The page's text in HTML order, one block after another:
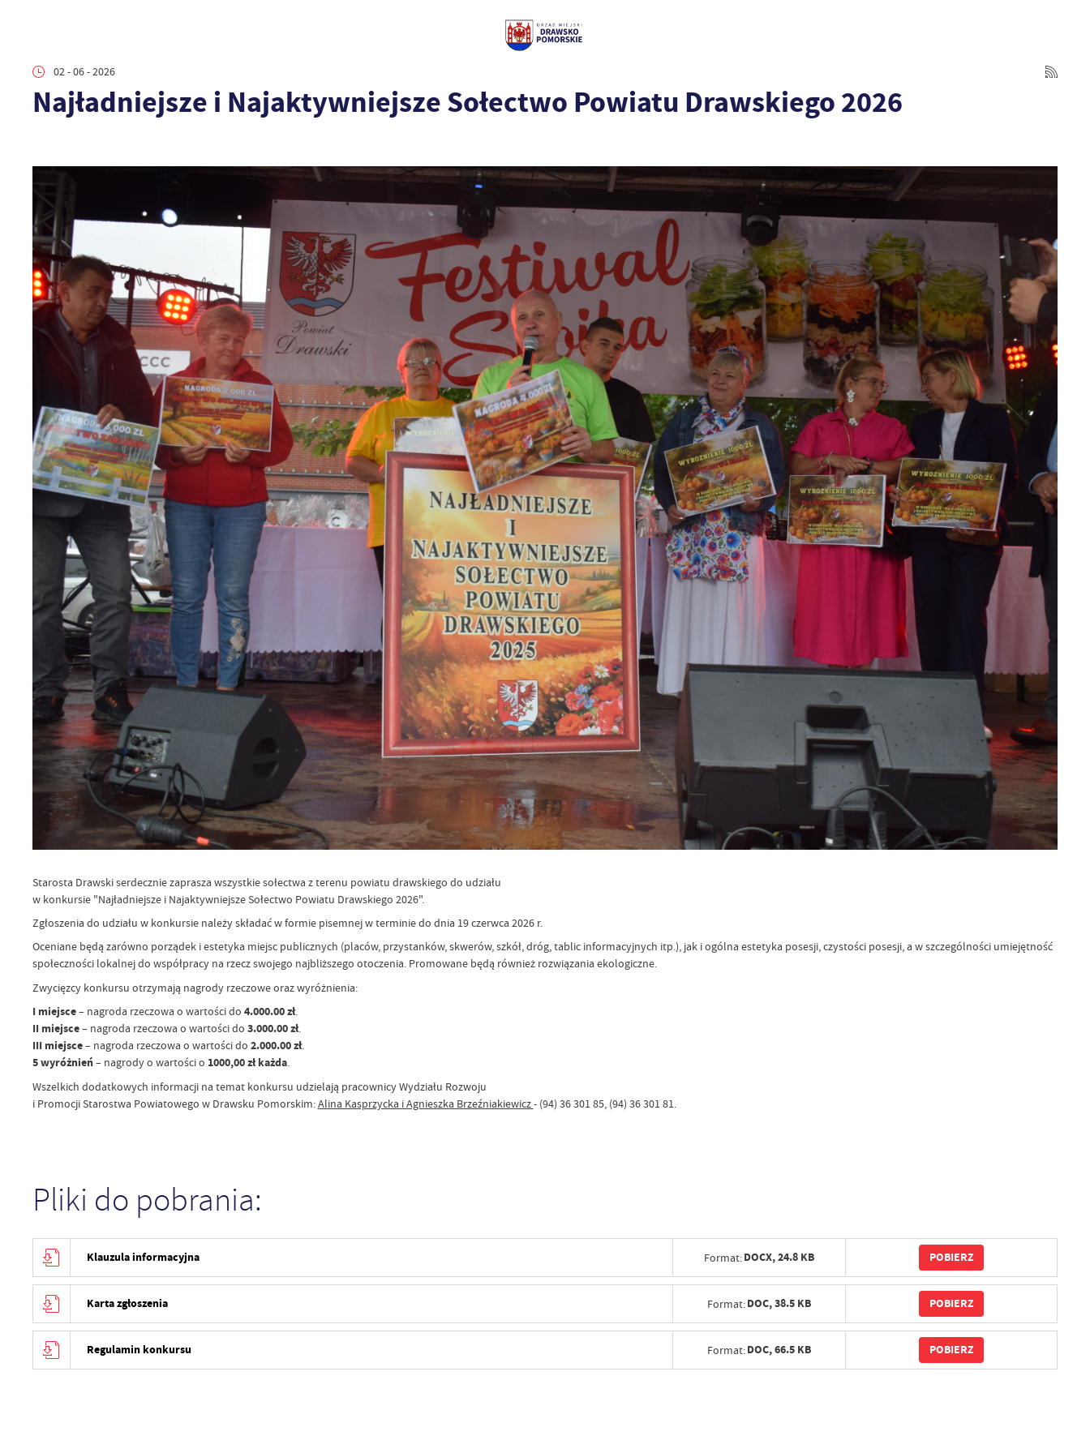
02 - 06 - 2026
Najładniejsze i Najaktywniejsze Sołectwo Powiatu Drawskiego 2026
Starosta Drawski serdecznie zaprasza wszystkie sołectwa z terenu powiatu drawskiego do udziału
w konkursie "Najładniejsze i Najaktywniejsze Sołectwo Powiatu Drawskiego 2026".
Zgłoszenia do udziału w konkursie należy składać w formie pisemnej w terminie do dnia 19 czerwca 2026 r.
Oceniane będą zarówno porządek i estetyka miejsc publicznych (placów, przystanków, skwerów, szkół, dróg, tablic informacyjnych itp.), jak i ogólna estetyka posesji, czystości posesji, a w szczególności umiejętność
społeczności lokalnej do współpracy na rzecz swojego najbliższego otoczenia. Promowane będą również rozwiązania ekologiczne.
Zwycięzcy konkursu otrzymają nagrody rzeczowe oraz wyróżnienia:
I miejsce– nagroda rzeczowa o wartości do 4.000.00 zł.
II miejsce– nagroda rzeczowa o wartości do 3.000.00 zł.
III miejsce– nagroda rzeczowa o wartości do 2.000.00 zł.
5 wyróżnień– nagrody o wartości o 1000,00 zł każda.
Wszelkich dodatkowych informacji na temat konkursu udzielają pracownicy Wydziału Rozwoju
i Promocji Starostwa Powiatowego w Drawsku Pomorskim:Alina Kasprzycka i Agnieszka Brzeźniakiewicz- (94) 36 301 85, (94) 36 301 81.
Pliki do pobrania:
Klauzula informacyjna Format:DOCX,24.8 KB POBIERZ
Karta zgłoszenia Format:DOC,38.5 KB POBIERZ
Regulamin konkursu Format:DOC,66.5 KB POBIERZ